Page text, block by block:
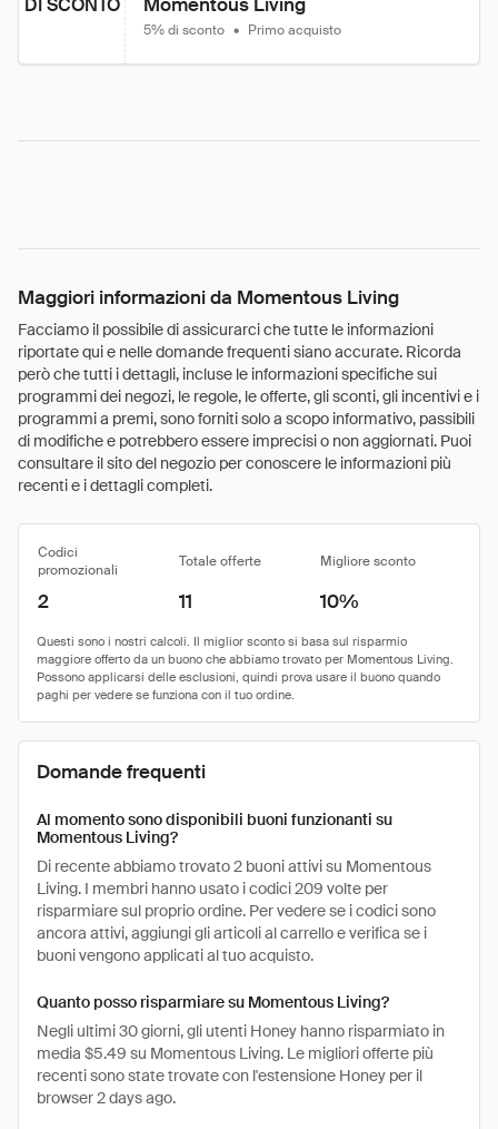
DI SCONTO
5% di sconto • Primo acquisto
Maggiori informazioni da Momentous Living
Facciamo il possibile di assicurarci che tutte le informazioni
riportate qui e nelle domande frequenti siano accurate. Ricorda
però che tutti i dettagli, incluse le informazioni specifiche sui
programmi dei negozi, le regole, le offerte, gli sconti, gli incentivi e i
programmi a premi, sono forniti solo a scopo informativo, passibili
di modifiche e potrebbero essere imprecisi o non aggiornati. Puoi
consultare il sito del negozio per conoscere le informazioni più
recenti e i dettagli completi.
Codici
promozionali
Totale offerte Migliore sconto
2 11 10%
Domande frequenti
Al momento sono disponibili buoni funzionanti su
Momentous Living?
Di recente abbiamo trovato 2 buoni attivi su Momentous
Living. I membri hanno usato i codici 209 volte per
risparmiare sul proprio ordine. Per vedere se i codici sono
ancora attivi, aggiungi gli articoli al carrello e verifica se i
buoni vengono applicati al tuo acquisto.
Quanto posso risparmiare su Momentous Living?
Negli ultimi 30 giorni, gli utenti Honey hanno risparmiato in
media $5.49 su Momentous Living. Le migliori offerte più
recenti sono state trovate con l'estensione Honey per il
browser 2 days ago.